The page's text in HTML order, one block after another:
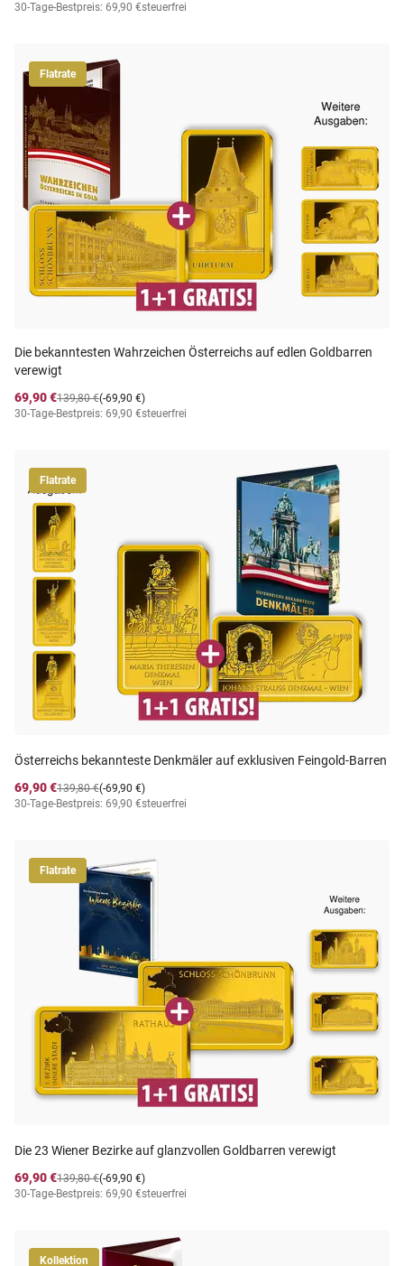
30-Tage-Bestpreis: 69,90 €steuerfrei
Flatrate
Die bekanntesten Wahrzeichen Österreichs auf edlen Goldbarren
verewigt
69,90 €
(-69,90 €)
139,80 €
30-Tage-Bestpreis: 69,90 €steuerfrei
Flatrate
Österreichs bekannteste Denkmäler auf exklusiven Feingold-Barren
69,90 €
(-69,90 €)
139,80 €
30-Tage-Bestpreis: 69,90 €steuerfrei
Flatrate
Die 23 Wiener Bezirke auf glanzvollen Goldbarren verewigt
69,90 €
(-69,90 €)
139,80 €
30-Tage-Bestpreis: 69,90 €steuerfrei
Kollektion